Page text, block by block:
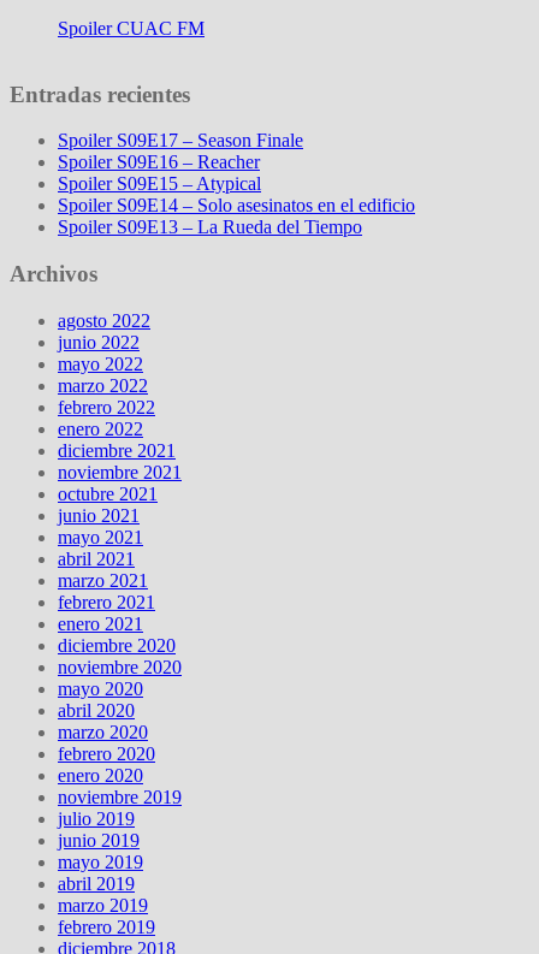
Spoiler CUAC FM
Entradas recientes
Spoiler S09E17 – Season Finale
Spoiler S09E16 – Reacher
Spoiler S09E15 – Atypical
Spoiler S09E14 – Solo asesinatos en el edificio
Spoiler S09E13 – La Rueda del Tiempo
Archivos
agosto 2022
junio 2022
mayo 2022
marzo 2022
febrero 2022
enero 2022
diciembre 2021
noviembre 2021
octubre 2021
junio 2021
mayo 2021
abril 2021
marzo 2021
febrero 2021
enero 2021
diciembre 2020
noviembre 2020
mayo 2020
abril 2020
marzo 2020
febrero 2020
enero 2020
noviembre 2019
julio 2019
junio 2019
mayo 2019
abril 2019
marzo 2019
febrero 2019
diciembre 2018